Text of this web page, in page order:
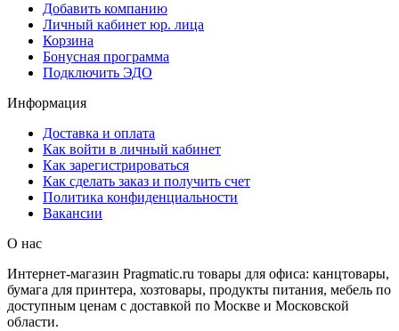
Добавить компанию
Личный кабинет юр. лица
Корзина
Бонусная программа
Подключить ЭДО
Информация
Доставка и оплата
Как войти в личный кабинет
Как зарегистрироваться
Как сделать заказ и получить счет
Политика конфиденциальности
Вакансии
О нас
Интернет-магазин Pragmatic.ru товары для офиса: канцтовары,
бумага для принтера, хозтовары, продукты питания, мебель по
доступным ценам с доставкой по Москве и Московской
области.